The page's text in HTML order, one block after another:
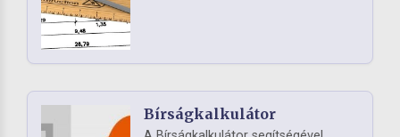
Bírságkalkulátor